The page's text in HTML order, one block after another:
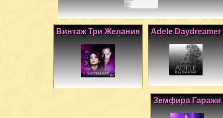
Adele Daydreamer
Винтаж Три Желания
Земфира Гаражи